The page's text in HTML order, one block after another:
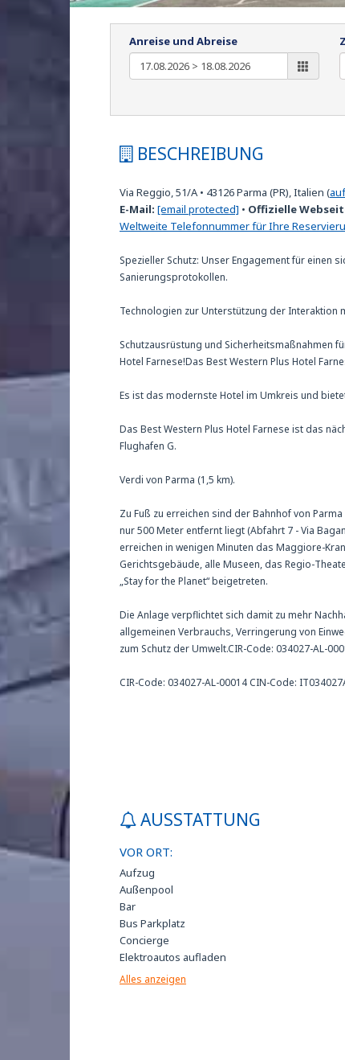
Anreise und Abreise
BESCHREIBUNG
Via Reggio, 51/A • 43126Parma (PR), Italien (
E-Mail: [email protected] • Offizielle
Weltweite Telefonnummer für Ihre
Spezieller Schutz: Unser Engagement für einen
Sanierungsprotokollen.
Technologien zur Unterstützung der Interaktion
Schutzausrüstung und Sicherheitsmaßnahmen
Hotel Farnese!Das Best Western Plus Hotel
Es ist das modernste Hotel im Umkreis und
Das Best Western Plus Hotel Farnese ist das
Flughafen G.
Verdi von Parma (1,5 km).
Zu Fuß zu erreichen sind der Bahnhof von
nur 500 Meter entfernt liegt (Abfahrt 7 - Via
erreichen in wenigen Minuten das Maggiore-
Gerichtsgebäude, alle Museen, das Regio-
„Stay for the Planet“ beigetreten.
Die Anlage verpflichtet sich damit zu mehr
allgemeinen Verbrauchs, Verringerung von
zum Schutz der Umwelt.CIR-Code: 034027-AL-
CIR-Code: 034027-AL-00014 CIN-Code:
AUSSTATTUNG
VOR ORT:
Aufzug
Außenpool
Bar
Bus Parkplatz
Concierge
Elektroautos aufladen
Fahrradverleih
Alles anzeigen